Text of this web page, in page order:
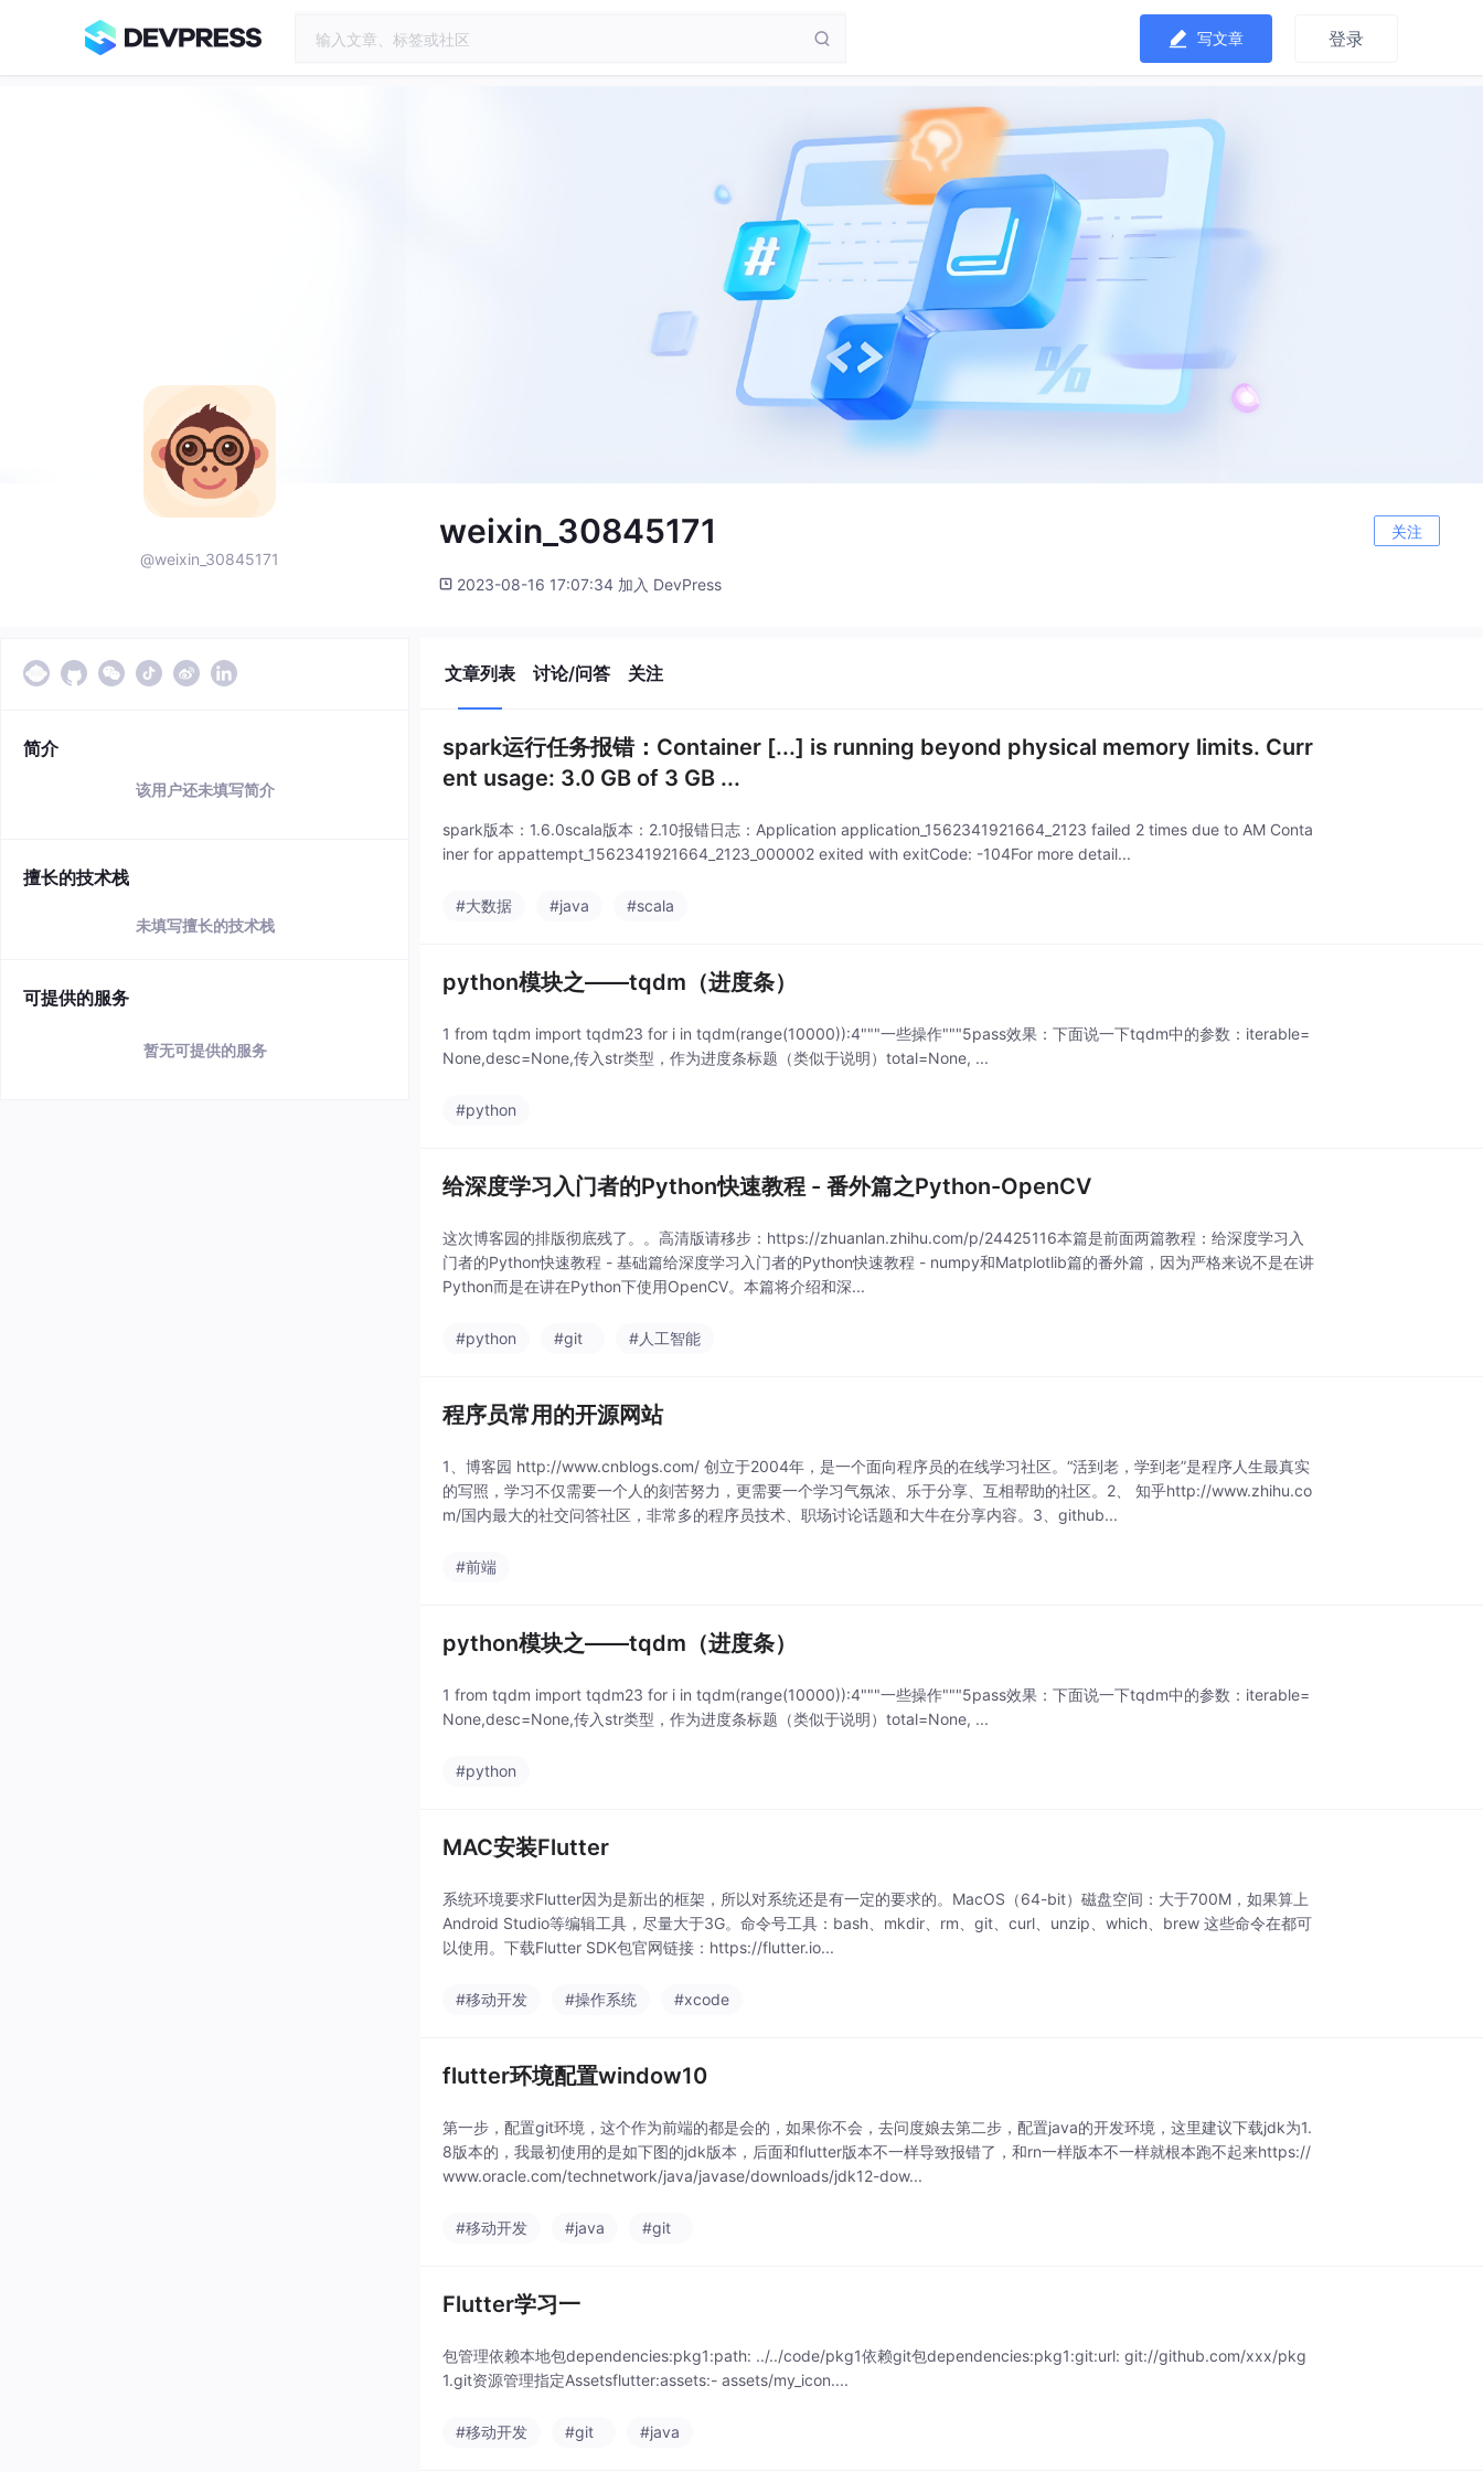
写文章 登录
@weixin_30845171
weixin_30845171 关注
2023-08-16 17:07:34 加入 DevPress
简介
该用户还未填写简介
擅长的技术栈
未填写擅长的技术栈
可提供的服务
暂无可提供的服务
文章列表 讨论/问答 关注
spark运行任务报错：Container [...] is running beyond physical memory limits. Curr
ent usage: 3.0 GB of 3 GB ...
spark版本：1.6.0scala版本：2.10报错日志：Application application_1562341921664_2123 failed 2 times due to AM Conta
iner for appattempt_1562341921664_2123_000002 exited with exitCode: -104For more detail...
#大数据 #java #scala
python模块之——tqdm（进度条）
1 from tqdm import tqdm23 for i in tqdm(range(10000)):4"""一些操作"""5pass效果：下面说一下tqdm中的参数：iterable=
None,desc=None,传入str类型，作为进度条标题（类似于说明）total=None, ...
#python
给深度学习入门者的Python快速教程 - 番外篇之Python-OpenCV
这次博客园的排版彻底残了。。高清版请移步：https://zhuanlan.zhihu.com/p/24425116本篇是前面两篇教程：给深度学习入
门者的Python快速教程 - 基础篇给深度学习入门者的Python快速教程 - numpy和Matplotlib篇的番外篇，因为严格来说不是在讲
Python而是在讲在Python下使用OpenCV。本篇将介绍和深...
#python #git #人工智能
程序员常用的开源网站
1、博客园 http://www.cnblogs.com/ 创立于2004年，是一个面向程序员的在线学习社区。“活到老，学到老”是程序人生最真实
的写照，学习不仅需要一个人的刻苦努力，更需要一个学习气氛浓、乐于分享、互相帮助的社区。2、 知乎http://www.zhihu.co
m/国内最大的社交问答社区，非常多的程序员技术、职场讨论话题和大牛在分享内容。3、github...
#前端
python模块之——tqdm（进度条）
1 from tqdm import tqdm23 for i in tqdm(range(10000)):4"""一些操作"""5pass效果：下面说一下tqdm中的参数：iterable=
None,desc=None,传入str类型，作为进度条标题（类似于说明）total=None, ...
#python
MAC安装Flutter
系统环境要求Flutter因为是新出的框架，所以对系统还是有一定的要求的。MacOS（64-bit）磁盘空间：大于700M，如果算上
Android Studio等编辑工具，尽量大于3G。命令号工具：bash、mkdir、rm、git、curl、unzip、which、brew 这些命令在都可
以使用。下载Flutter SDK包官网链接：https://flutter.io...
#移动开发 #操作系统 #xcode
flutter环境配置window10
第一步，配置git环境，这个作为前端的都是会的，如果你不会，去问度娘去第二步，配置java的开发环境，这里建议下载jdk为1.
8版本的，我最初使用的是如下图的jdk版本，后面和flutter版本不一样导致报错了，和rn一样版本不一样就根本跑不起来https://
www.oracle.com/technetwork/java/javase/downloads/jdk12-dow...
#移动开发 #java #git
Flutter学习一
包管理依赖本地包dependencies:pkg1:path: ../../code/pkg1依赖git包dependencies:pkg1:git:url: git://github.com/xxx/pkg
1.git资源管理指定Assetsflutter:assets:- assets/my_icon....
#移动开发 #git #java